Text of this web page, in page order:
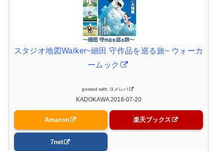
スタジオ地図Walker~細田 守作品を巡る旅~ ウォーカ
ームック
posted with ヨメレバ
KADOKAWA 2018-07-20
Amazon 楽天ブックス
7net